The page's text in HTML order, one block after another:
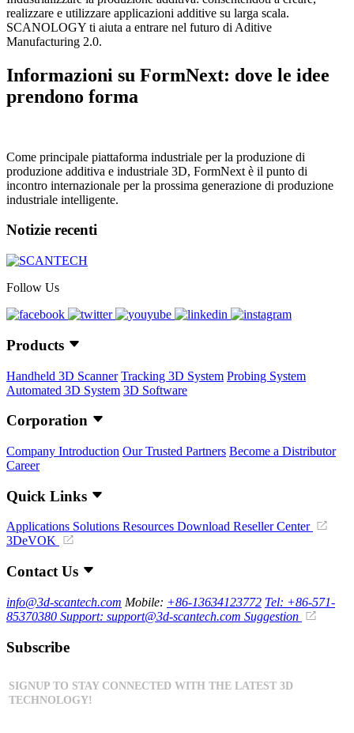
realizzare e utilizzare applicazioni additive su larga scala.
SCANOLOGY ti aiuta a entrare nel futuro di Aditive
Manufacturing 2.0.
Informazioni su FormNext: dove le idee
prendono forma
Come principale piattaforma industriale per la produzione di
produzione additiva e industriale 3D, FormNext è il punto di
incontro internazionale per la prossima generazione di produzione
industriale intelligente.
Notizie recenti
Follow Us
Products
Handheld 3D Scanner Tracking 3D System Probing System
Automated 3D System 3D Software
Corporation
Company Introduction Our Trusted Partners Become a Distributor
Career
Quick Links
Applications Solutions Resources Download Reseller Center
3DeVOK
Contact Us
info@3d-scantech.com Mobile: +86-13634123772 Tel: +86-571-
85370380 Support: support@3d-scantech.com Suggestion
Subscribe